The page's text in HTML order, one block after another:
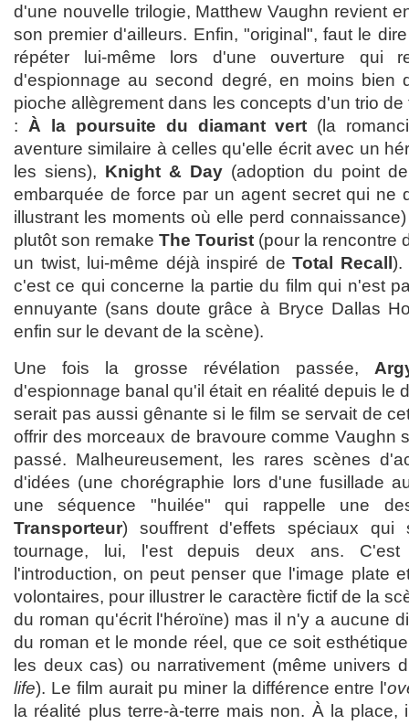
d'une nouvelle trilogie, Matthew Vaughn revient
son premier d'ailleurs. Enfin, "original", faut le
répéter lui-même lors d'une ouverture qui
d'espionnage au second degré, en moins bien
pioche allègrement dans les concepts d'un trio
: À la poursuite du diamant vert (la
aventure similaire à celles qu'elle écrit avec un
les siens), Knight & Day (adoption du point
embarquée de force par un agent secret qui ne
illustrant les moments où elle perd
plutôt son remake The Tourist (pour la rencontre
un twist, lui-même déjà inspiré deTotal Recall).
c'est ce qui concerne la partie du film qui n'est
ennuyante (sans doute grâce à Bryce Dallas
enfin sur le devant de la scène).
Une fois la grosse révélation passée,
d'espionnage banal qu'il était en réalité depuis le
serait pas aussi gênante si le film se servait de
offrir des morceaux de bravoure comme Vaughn
passé. Malheureusement, les rares scènes
d'idées (une chorégraphie lors d'une fusillade
une séquence "huilée" qui rappelle une
Transporteur) souffrent d'effets spéciaux qui
tournage, lui, l'est depuis deux ans. C'est
l'introduction, on peut penser que l'image plate
volontaires, pour illustrer le caractère fictif de la
du roman qu'écrit l'héroïne) mas il n'y a aucune
du roman et le monde réel, que ce soit
les deux cas) ou narrativement (même univers
life). Le film aurait pu miner la différence entre l'
la réalité plus terre-à-terre mais non. À la